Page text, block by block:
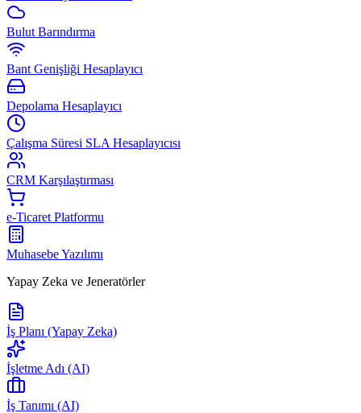
Bulut Barındırma
Bant Genişliği Hesaplayıcı
Depolama Hesaplayıcı
Çalışma Süresi SLA Hesaplayıcısı
CRM Karşılaştırması
e-Ticaret Platformu
Muhasebe Yazılımı
Yapay Zeka ve Jeneratörler
İş Planı (Yapay Zeka)
İşletme Adı (AI)
İş Tanımı (AI)